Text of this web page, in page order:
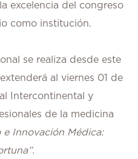
excelencia del congreso
como institución.
se realiza desde este
al viernes 01 de
Intercontinental y
de la medicina
e Innovación Médica: